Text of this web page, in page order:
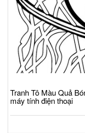
Tranh Tô Màu Quả
máy tính điện thoại